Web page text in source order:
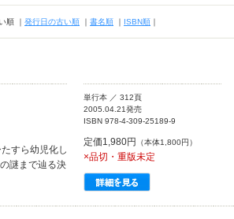
順 ｜ 発行日の古い順 ｜ 書名順 ｜ ISBN順 ｜
すら幼児化し
謎まで辿る決
単行本 ／ 312頁
2005.04.21発売
ISBN 978-4-309-25189-9
定価1,980円 （本体1,800円）
×品切・重版未定